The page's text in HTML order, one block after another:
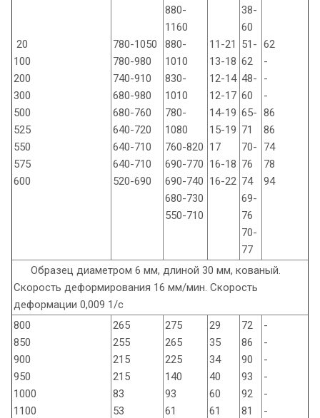
20
100
200
300
500
525
550
575
600
780-1050
780-980
740-910
680-980
680-760
640-720
640-710
640-710
520-690
880-
1160
880-
1010
830-
1010
780-
1080
760-820
690-770
690-740
680-730
550-710
11-21
13-18
12-14
12-17
14-19
15-19
17
16-18
16-22
38-
60
51-
62
48-
60
65-
71
70-
76
74
69-
76
70-
77
62
-
-
-
86
86
74
78
94
Образец диаметром 6 мм, длиной 30 мм, кованый.
Скорость деформирования 16 мм/мин. Скорость
деформации 0,009 1/с
800
850
900
950
1000
1100
265
255
215
215
83
53
275
265
225
140
93
61
29
35
34
40
60
61
72
86
90
93
92
81
-
-
-
-
-
-